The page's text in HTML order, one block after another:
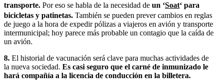
transporte. Por eso se habla de la necesidad de un ‘Soat‘ para
bicicletas y patinetas. También se pueden prever cambios en reglas
de juego a la hora de expedir pólizas a viajeros en avión y transporte
intermunicipal; hoy parece más probable un contagio que la caída de
un avión.
8. El historial de vacunación será clave para muchas actividades de
la nueva sociedad. Es casi seguro que el carné de inmunizado le
hará compañía a la licencia de conducción en la billetera.